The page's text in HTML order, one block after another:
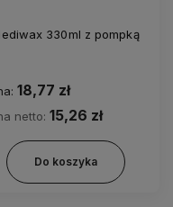
330ml z pompką
18,77 zł
netto: 15,26 zł
Do koszyka